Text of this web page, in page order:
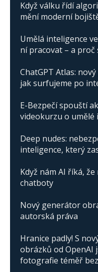
Když válku řídí
mění moderní
Umělá inteligence
ní pracovat – a
ChatGPT Atlas:
jak surfujeme po
E-Bezpečí spouští
videokurzu o
Deep nudes:
inteligence, který
Když nám AI říká,
chatboty
Nový generátor
autorská práva
Hranice padly! S
obrázků od OpenAI
fotografie téměř